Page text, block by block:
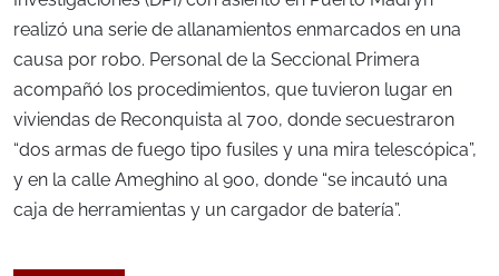
realizó una serie de allanamientos enmarcados en una
causa por robo. Personal de la Seccional Primera
acompañó los procedimientos, que tuvieron lugar en
viviendas de Reconquista al 700, donde secuestraron
“dos armas de fuego tipo fusiles y una mira telescópica”,
y en la calle Ameghino al 900, donde “se incautó una
caja de herramientas y un cargador de batería”.